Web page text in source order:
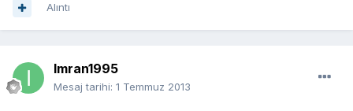
Alıntı
Imran1995
Mesaj tarihi: 1 Temmuz 2013